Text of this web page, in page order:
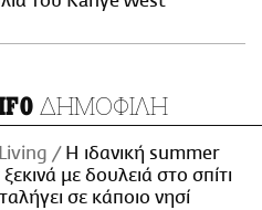
ΔΗΜΟΦΙΛΗ
Η ιδανική summer
με δουλειά στο σπίτι
σε κάποιο νησί